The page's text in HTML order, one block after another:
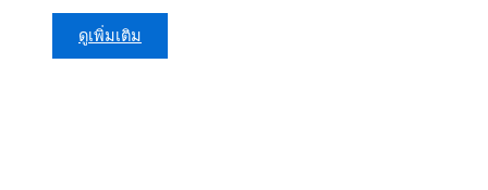
ดูเพิ่มเติม